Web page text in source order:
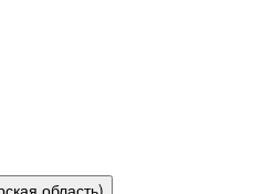
область)